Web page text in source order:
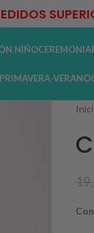
NIÑOCEREMONIA
VERANO